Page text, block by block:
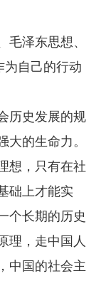
毛泽东思想、
为自己的行动
历史发展的规
大的生命力。
想，只有在社
础上才能实
个长期的历史
理，走中国人
中国的社会主